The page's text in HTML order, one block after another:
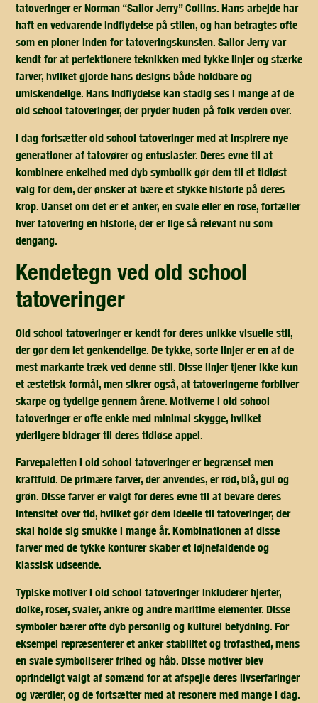
tatoveringer er Norman “Sailor Jerry” Collins. Hans arbejde har
haft en vedvarende indflydelse på stilen, og han betragtes ofte
som en pioner inden for tatoveringskunsten. Sailor Jerry var
kendt for at perfektionere teknikken med tykke linjer og stærke
farver, hvilket gjorde hans designs både holdbare og
umiskendelige. Hans indflydelse kan stadig ses i mange af de
old school tatoveringer, der pryder huden på folk verden over.
I dag fortsætter old school tatoveringer med at inspirere nye
generationer af tatovører og entusiaster. Deres evne til at
kombinere enkelhed med dyb symbolik gør dem til et tidløst
valg for dem, der ønsker at bære et stykke historie på deres
krop. Uanset om det er et anker, en svale eller en rose, fortæller
hver tatovering en historie, der er lige så relevant nu som
dengang.
kendetegn ved old school
tatoveringer
Old school tatoveringer er kendt for deres unikke visuelle stil,
der gør dem let genkendelige. De tykke, sorte linjer er en af de
mest markante træk ved denne stil. Disse linjer tjener ikke kun
et æstetisk formål, men sikrer også, at tatoveringerne forbliver
skarpe og tydelige gennem årene. Motiverne i old school
tatoveringer er ofte enkle med minimal skygge, hvilket
yderligere bidrager til deres tidløse appel.
Farvepaletten i old school tatoveringer er begrænset men
kraftfuld. De primære farver, der anvendes, er rød, blå, gul og
grøn. Disse farver er valgt for deres evne til at bevare deres
intensitet over tid, hvilket gør dem ideelle til tatoveringer, der
skal holde sig smukke i mange år. Kombinationen af disse
farver med de tykke konturer skaber et iøjnefaldende og
klassisk udseende.
Typiske motiver i old school tatoveringer inkluderer hjerter,
dolke, roser, svaler, ankre og andre maritime elementer. Disse
symboler bærer ofte dyb personlig og kulturel betydning. For
eksempel repræsenterer et anker stabilitet og trofasthed, mens
en svale symboliserer frihed og håb. Disse motiver blev
oprindeligt valgt af sømænd for at afspejle deres livserfaringer
og værdier, og de fortsætter med at resonere med mange i dag.